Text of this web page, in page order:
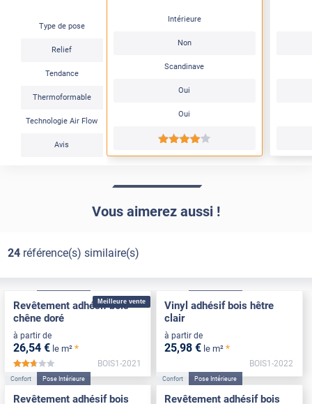
Type de pose
Relief
Tendance
Thermoformable
Technologie Air Flow
Avis
Intérieure
Non
Scandinave
Oui
Oui
*****
Vous aimerez aussi !
24référence(s) similaire(s)
Meilleure vente
Revêtement adhésif bois
chêne doré
à partir de
26,54 € le m² *
*****
BOIS1-2021
Vinyl adhésif bois hêtre
clair
à partir de
25,98 € le m² *
BOIS1-2022
Confort Pose Intérieure
Revêtement adhésif bois
Confort Pose Intérieure
Revêtement adhésif bois